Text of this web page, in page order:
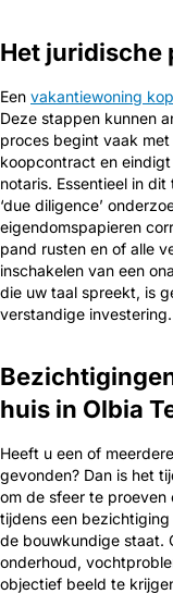
Het juridische
Een vakantiewoning
Deze stappen kunnen
proces begint vaak
koopcontract en
notaris. Essentieel in
‘due diligence’
eigendomspapieren
pand rusten en of alle
inschakelen van een
die uw taal spreekt, is
verstandige investering.
huis in Olbia
Heeft u een of
gevonden? Dan is het
om de sfeer te
tijdens een
de bouwkundige staat.
onderhoud,
objectief beeld te